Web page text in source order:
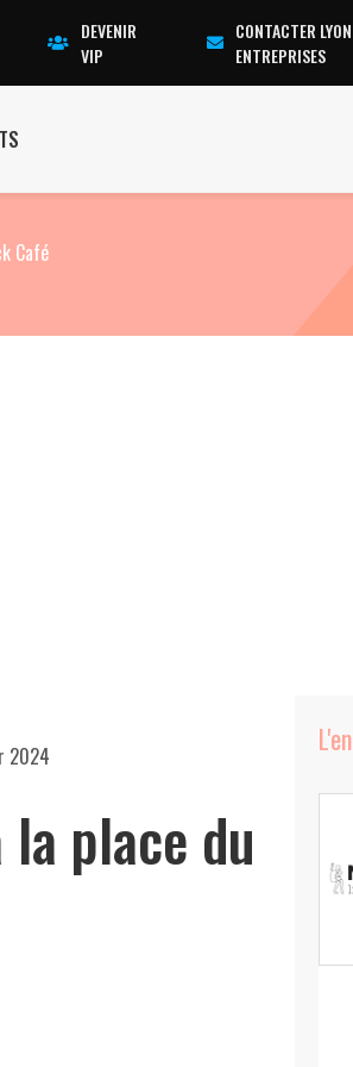
DEVENIR
VIP
CONTACTER LYON
ENTREPRISES
Café
2024
la place du